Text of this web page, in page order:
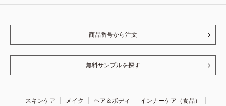
商品番号から注文
無料サンプルを探す
スキンケア メイク ヘア＆ボディ
インナーケア（食品）